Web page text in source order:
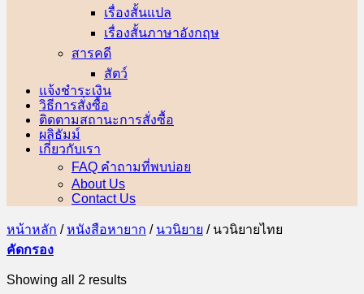
เรื่องสั้นแปล
เรื่องสั้นภาษาอังกฤษ
สารคดี
สัตว์
แจ้งชำระเงิน
วิธีการสั่งซื้อ
ติดตามสถานะการสั่งซื้อ
ผลิธัมม์
เกี่ยวกับเรา
FAQ คำถามที่พบบ่อย
About Us
Contact Us
หน้าหลัก / หนังสือหายาก / นวนิยาย /นวนิยายไทย
คัดกรอง
Showing all 2 results